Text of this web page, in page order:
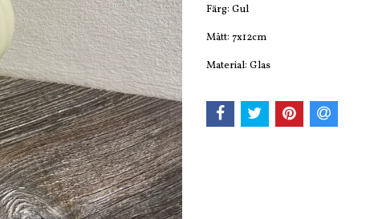
Färg: Gul
Mått: 7x12cm
Material: Glas